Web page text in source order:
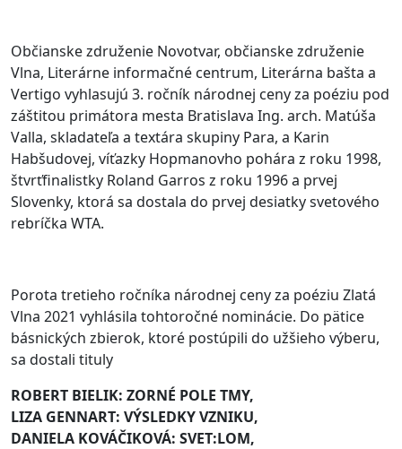
Občianske združenie Novotvar, občianske združenie
Vlna, Literárne informačné centrum, Literárna bašta a
Vertigo vyhlasujú 3. ročník národnej ceny za poéziu pod
záštitou primátora mesta Bratislava Ing. arch. Matúša
Valla, skladateľa a textára skupiny Para, a Karin
Habšudovej, víťazky Hopmanovho pohára z roku 1998,
štvrťfinalistky Roland Garros z roku 1996 a prvej
Slovenky, ktorá sa dostala do prvej desiatky svetového
rebríčka WTA.
Porota tretieho ročníka národnej ceny za poéziu Zlatá
Vlna 2021 vyhlásila tohtoročné nominácie. Do pätice
básnických zbierok, ktoré postúpili do užšieho výberu,
sa dostali tituly
ROBERT BIELIK: ZORNÉ POLE TMY,
LIZA GENNART: VÝSLEDKY VZNIKU,
DANIELA KOVÁČIKOVÁ: SVET:LOM,